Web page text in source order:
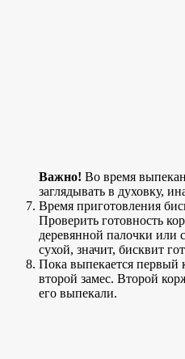
Важно! Во время
заглядывать в духовку,
Время приготовления
Проверить готовность
деревянной палочки или
сухой, значит, бисквит
Пока выпекается первый
второй замес. Второй
его выпекали.